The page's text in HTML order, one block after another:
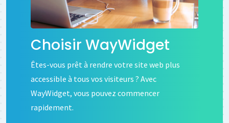
Choisir WayWidget
Êtes-vous prêt à rendre votre site web plus
accessible à tous vos visiteurs ? Avec
WayWidget, vous pouvez commencer
rapidement.